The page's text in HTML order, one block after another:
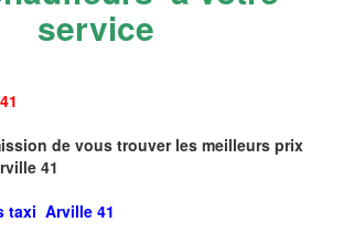
service
de vous trouver les meilleurs prix
41
taxi Arville 41